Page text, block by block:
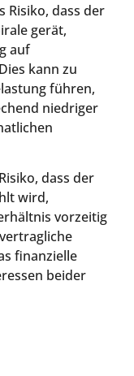
Risiko, dass der
gerät,
auf
kann zu
führen,
niedriger
dass der
wird,
vorzeitig
finanzielle
beider